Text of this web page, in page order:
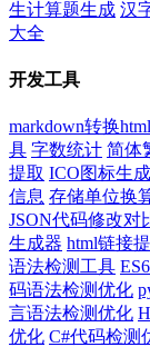
生计算题生成 汉
大全
开发工具
markdown转换html
具 字数统计 简体
提取 ICO图标生
信息 存储单位换
JSON代码修改对
生成器 html链接
语法检测工具
码语法检测优化
言语法检测优化
优化 C#代码检测